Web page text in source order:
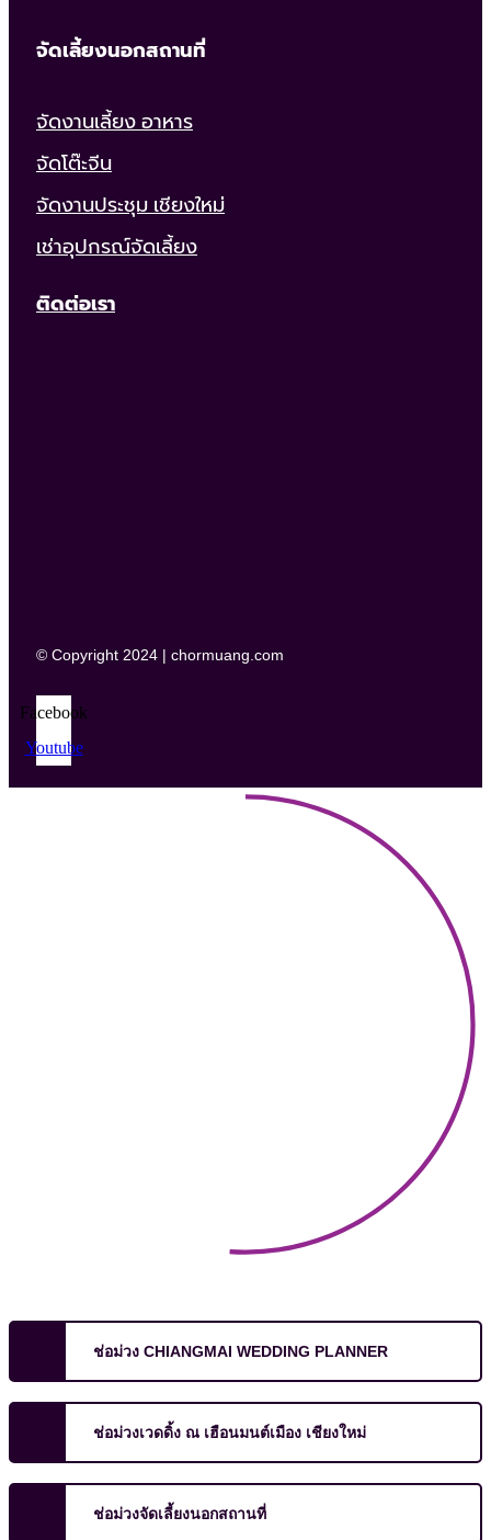
จัดเลี้ยงนอกสถานที่
จัดงานเลี้ยง อาหาร
จัดโต๊ะจีน
จัดงานประชุม เชียงใหม่
เช่าอุปกรณ์จัดเลี้ยง
ติดต่อเรา
© Copyright 2024 | chormuang.com
Facebook
Youtube
ช่อม่วง CHIANGMAI WEDDING PLANNER
ช่อม่วงเวดดิ้ง ณ เฮือนมนต์เมือง เชียงใหม่
ช่อม่วงจัดเลี้ยงนอกสถานที่